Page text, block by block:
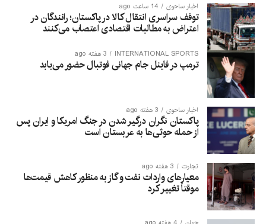
اخبار ساحوی 14 ساعت ago
توقف سراسری انتقال کالا در پاکستان؛ رانندگان در
اعتراض به مطالبات اقتصادی اعتصاب می‌کنند
INTERNATIONAL SPORTS 3 هفته ago
ترمپ در فاینل جام جهانی فوتبال حضور می‌یابد
اخبار ساحوی 3 هفته ago
پاکستان نگران درگیر شدن در جنگ امریکا و ایران پس
از حمله حوثی‌ها به عربستان است
تجارت 3 هفته ago
معیارهای واردات نفت و گاز به منظور کاهش قیمت‌ها
موقتاً تغییر کرد